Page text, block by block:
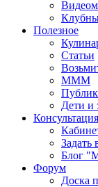
Полезное
Статьи
МММ
Дети и
Консультация
Задать
Блог
Форум
Доска